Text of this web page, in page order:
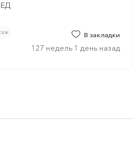
В закладки
127 недель 1 день назад